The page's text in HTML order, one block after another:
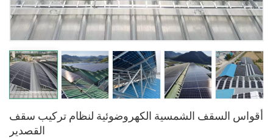
日本語
أقواس السقف الشمسية الكهروضوئية لنظام تركيب سقف
القصدير